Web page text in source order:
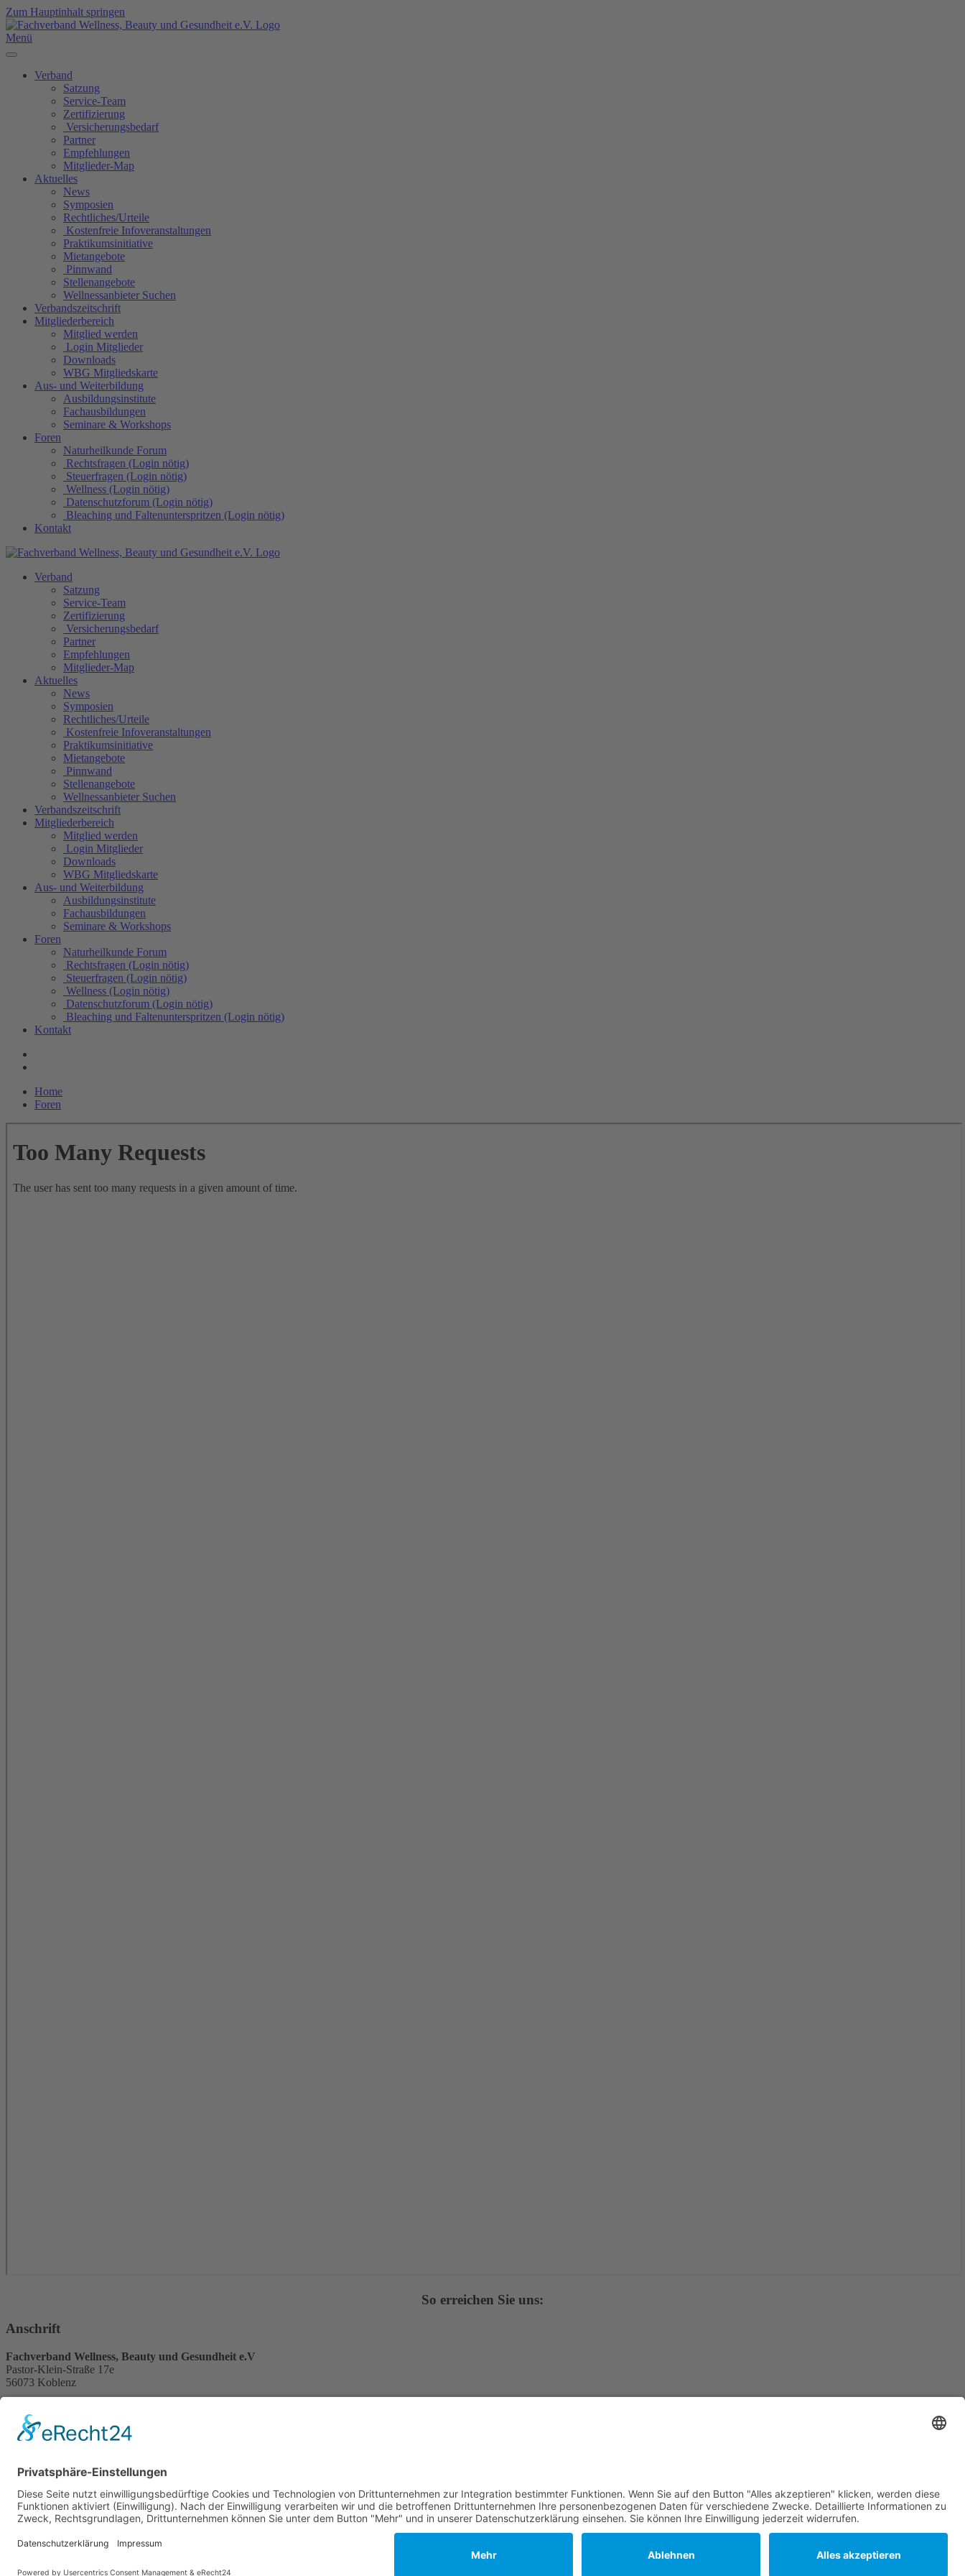
Zum Hauptinhalt springen
Menü
Verband
Satzung
Service-Team
Zertifizierung
Versicherungsbedarf
Partner
Empfehlungen
Mitglieder-Map
Aktuelles
News
Symposien
Rechtliches/Urteile
Kostenfreie Infoveranstaltungen
Praktikumsinitiative
Mietangebote
Pinnwand
Stellenangebote
Wellnessanbieter Suchen
Verbandszeitschrift
Mitgliederbereich
Mitglied werden
Login Mitglieder
Downloads
WBG Mitgliedskarte
Aus- und Weiterbildung
Ausbildungsinstitute
Fachausbildungen
Seminare & Workshops
Foren
Naturheilkunde Forum
Rechtsfragen (Login nötig)
Steuerfragen (Login nötig)
Wellness (Login nötig)
Datenschutzforum (Login nötig)
Bleaching und Faltenunterspritzen (Login nötig)
Kontakt
Verband
Satzung
Service-Team
Zertifizierung
Versicherungsbedarf
Partner
Empfehlungen
Mitglieder-Map
Aktuelles
News
Symposien
Rechtliches/Urteile
Kostenfreie Infoveranstaltungen
Praktikumsinitiative
Mietangebote
Pinnwand
Stellenangebote
Wellnessanbieter Suchen
Verbandszeitschrift
Mitgliederbereich
Mitglied werden
Login Mitglieder
Downloads
WBG Mitgliedskarte
Aus- und Weiterbildung
Ausbildungsinstitute
Fachausbildungen
Seminare & Workshops
Foren
Naturheilkunde Forum
Rechtsfragen (Login nötig)
Steuerfragen (Login nötig)
Wellness (Login nötig)
Datenschutzforum (Login nötig)
Bleaching und Faltenunterspritzen (Login nötig)
Kontakt
Home
Foren
So erreichen Sie uns:
Anschrift
Fachverband Wellness, Beauty und Gesundheit e.V
Pastor-Klein-Straße 17e
56073 Koblenz
Tel.: 0261-13491474
E-Mail
Diese E-Mail-Adresse ist vor Spambots geschützt! Zur Anzeige muss JavaScript eingeschaltet sein.
WBG bei Facebook